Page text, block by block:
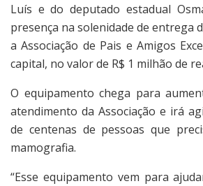
Luís e do deputado estadual
presença na solenidade de entrega
a Associação de Pais e Amigos
capital, no valor de R$ 1 milhão de
O equipamento chega para
atendimento da Associação e irá
de centenas de pessoas que
mamografia.
“Esse equipamento vem para